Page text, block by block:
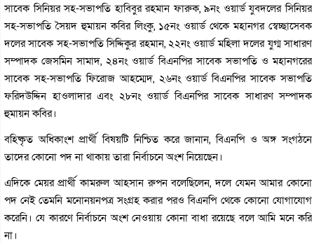
সাবেক সিনিয়র সহ-সভাপতি হাবিবুর রহমান ফারুক, ৯নং ওয়ার্ড যুবদলের সিনিয়র
সহ-সভাপতি সৈয়দ হুমায়ন কবির লিংকু, ১৫নং ওয়ার্ড থেকে মহানগর স্বেচ্ছাসেবক
দলের সাবেক সহ-সভাপতি সিদ্দিকুর রহমান, ২২নং ওয়ার্ড মহিলা দলের যুগ্ম সাধারণ
সম্পাদক জেসমিন সামাদ, ২৪নং ওয়ার্ড বিএনপির সাবেক সভাপতি ও মহানগরের
সাবেক সহ-সভাপতি ফিরোজ আহম্মেদ, ২৬নং ওয়ার্ড বিএনপির সাবেক সভাপতি
ফরিদউদ্দিন হাওলাদার এবং ২৮নং ওয়ার্ড বিএনপির সাবেক সাধারণ সম্পাদক
হুমায়ন কবির।
বহিষ্কৃত অধিকাংশ প্রার্থী বিষয়টি নিশ্চিত করে জানান, বিএনপি ও অঙ্গ সংগঠনে
তাদের কোনো পদ না থাকায় তারা নির্বাচনে অংশ নিয়েছেন।
এদিকে মেয়র প্রার্থী কামরুল আহসান রুপন বলেছিলেন, দলে যেমন আমার কোনো
পদ নেই তেমনি মনোনয়নপত্র সংগ্রহ করার পরও বিএনপি থেকে কোনো যোগাযোগ
করেনি। যে কারণে নির্বাচনে অংশ নেওয়ায় কোনা বাধা রয়েছে বলে আমি মনে করি
না।